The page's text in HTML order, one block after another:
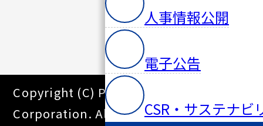
人事情報公開
電子公告
CSR・サステナビ
Copyright (C) Pacific Systems
Corporation. All Right Reserved.